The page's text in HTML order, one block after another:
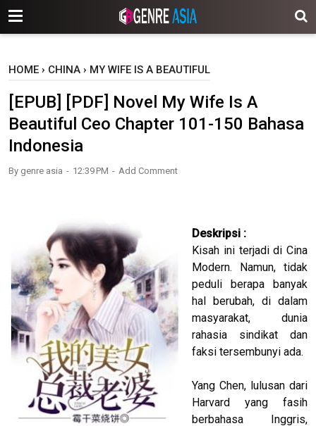
-->
HOME › CHINA › MY WIFE IS A BEAUTIFUL
[EPUB] [PDF] Novel My Wife Is A
Beautiful Ceo Chapter 101-150 Bahasa
Indonesia
By genre asia 12:39 PM Add Comment
Deskripsi :
Kisah ini terjadi di Cina
Modern. Namun, tidak
peduli berapa banyak
hal berubah, di dalam
masyarakat, dunia
rahasia sindikat dan
faksi tersembunyi ada.
Yang Chen, lulusan dari
Harvard yang fasih
berbahasa Inggris,